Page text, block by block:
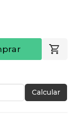
Calcular